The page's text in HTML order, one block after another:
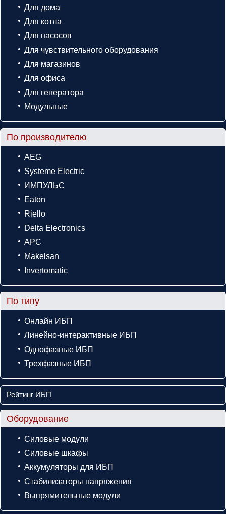
Для дома
Для котла
Для насосов
Для чувствительного оборудования
Для магазинов
Для офиса
Для генератора
Модульные
По производителю
AEG
Systeme Electric
ИМПУЛЬС
Eaton
Riello
Delta Electronics
APC
Makelsan
Invertomatic
По типу
Онлайн ИБП
Линейно-интерактивные ИБП
Однофазные ИБП
Трехфазные ИБП
Рейтинг ИБП
Оборудование
Силовые модули
Силовые шкафы
Аккумуляторы для ИБП
Стабилизаторы напряжения
Выпрямительные модули